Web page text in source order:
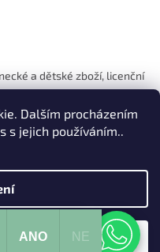
Dalším procházením
s jejich používáním..
a dětské zboží, licenční
práva vyhrazena.
ANO NE